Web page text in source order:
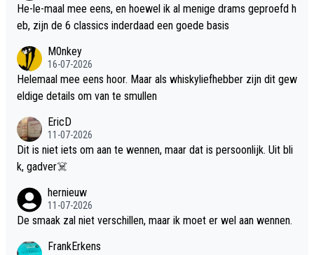
He-le-maal mee eens, en hoewel ik al menige drams geproefd h
eb, zijn de 6 classics inderdaad een goede basis
M0nkey
16-07-2026
Helemaal mee eens hoor. Maar als whiskyliefhebber zijn dit gew
eldige details om van te smullen
EricD
11-07-2026
Dit is niet iets om aan te wennen, maar dat is persoonlijk. Uit bli
k, gadver☠️
hernieuw
11-07-2026
De smaak zal niet verschillen, maar ik moet er wel aan wennen.
FrankErkens